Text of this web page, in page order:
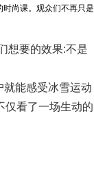
时尚课。观众们不再只是
想要的效果:不是
能感受冰雪运动
仅看了一场生动的